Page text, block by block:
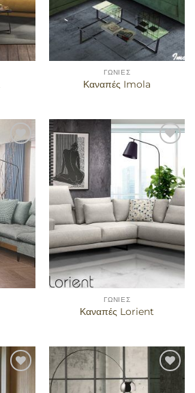
ΓΩΝΊΕΣ
Καναπές Imola
στα
Προσθήκη
στα
αγαπημένα
ΓΩΝΊΕΣ
Καναπές Lorient
Προσθήκη